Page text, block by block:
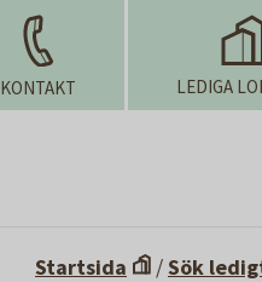
KONTAKT LEDIGA
Startsida /Sök